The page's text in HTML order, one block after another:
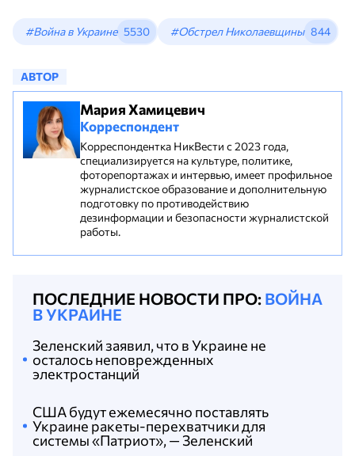
#Война в Украине 5530 #Обстрел Николаевщины 844
АВТОР
Мария Хамицевич
Корреспондент
Корреспондентка НикВести с 2023 года,
специализируется на культуре, политике,
фоторепортажах и интервью, имеет профильное
журналистское образование и дополнительную
подготовку по противодействию
дезинформации и безопасности журналистской
работы.
ПОСЛЕДНИЕ НОВОСТИ ПРО: ВОЙНА
В УКРАИНЕ
США будут ежемесячно поставлять
Украине ракеты-перехватчики для
системы «Патриот», — Зеленский
Зеленский заявил, что в Украине не
осталось неповрежденных
электростанций